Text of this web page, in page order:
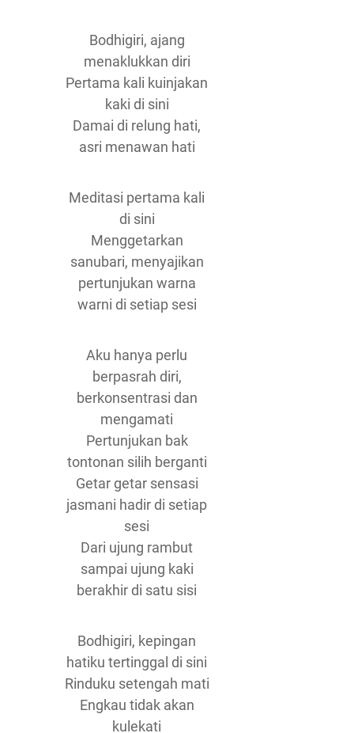
Bodhigiri, ajang
menaklukkan diri
Pertama kali kuinjakan
kaki di sini
Damai di relung hati,
asri menawan hati
Meditasi pertama kali
di sini
Menggetarkan
sanubari, menyajikan
pertunjukan warna
warni di setiap sesi
Aku hanya perlu
berpasrah diri,
berkonsentrasi dan
mengamati
Pertunjukan bak
tontonan silih berganti
Getar getar sensasi
jasmani hadir di setiap
sesi
Dari ujung rambut
sampai ujung kaki
berakhir di satu sisi
Bodhigiri, kepingan
hatiku tertinggal di sini
Rinduku setengah mati
Engkau tidak akan
kulekati